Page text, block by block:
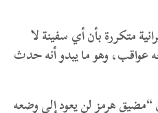
متكررة بأن أي سفينة لا
عواقب، وهو ما يبدو أنه حدث
هرمز لن يعود إلى وضعه